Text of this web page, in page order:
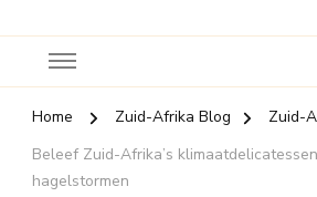
Home Zuid-Afrika Blog
Zuid-
Beleef Zuid-Afrika’s
hagelstormen